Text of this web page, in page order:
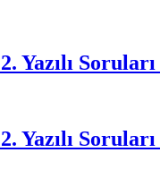
Yazılı
Yazılı